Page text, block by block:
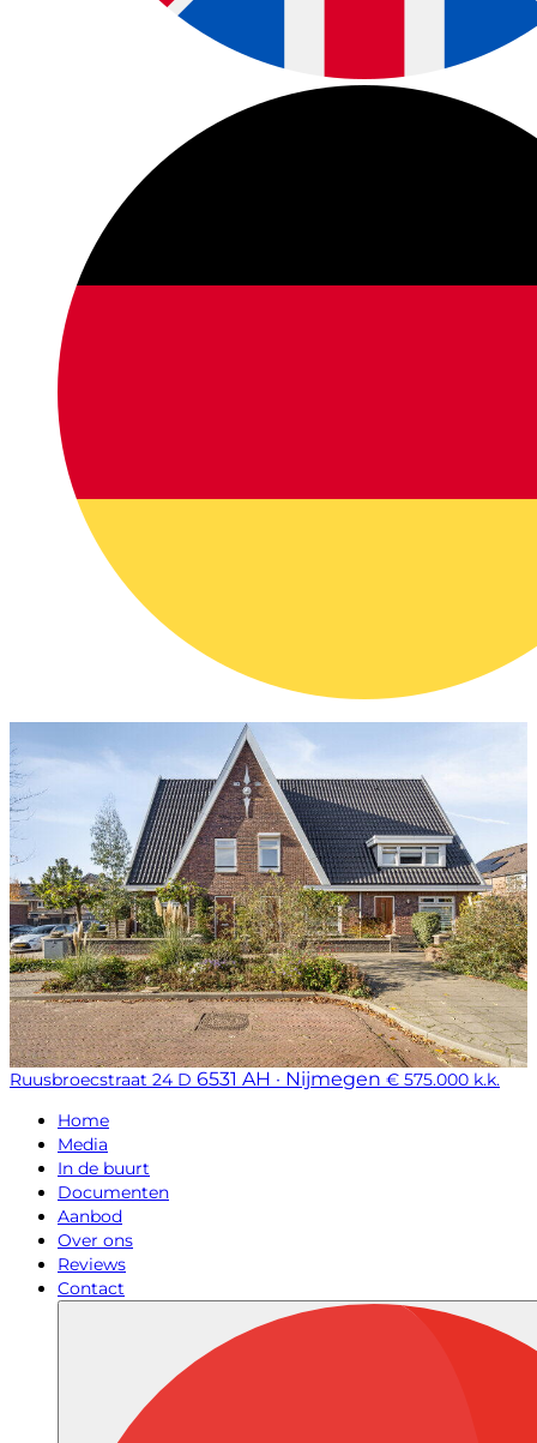
Ruusbroecstraat 24 D 6531 AH · Nijmegen € 575.000 k.k.
Home
Media
In de buurt
Documenten
Aanbod
Over ons
Reviews
Contact